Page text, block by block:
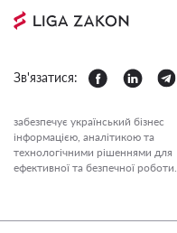
Зв'язатися:
забезпечує український бізнес
інформацією, аналітикою та
технологічними рішеннями для
ефективної та безпечної роботи.